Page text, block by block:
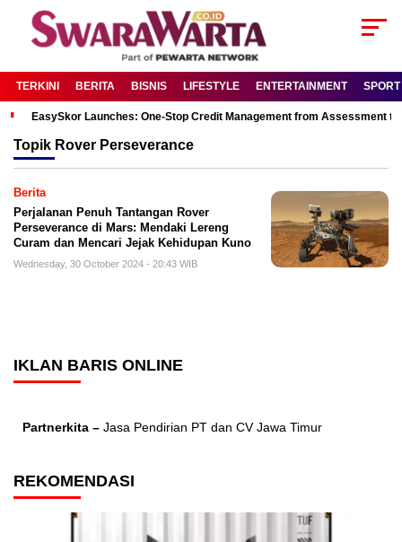
TERKINI BERITA BISNIS LIFESTYLE ENTERTAINMENT SPORT
EasySkor Launches: One-Stop Credit Management from Assessment
Topik Rover Perseverance
Berita
Perjalanan Penuh Tantangan Rover
Perseverance di Mars: Mendaki Lereng
Curam dan Mencari Jejak Kehidupan Kuno
Wednesday, 30 October 2024 - 20:43 WIB
IKLAN BARIS ONLINE
Partnerkita – Jasa Pendirian PT dan CV Jawa Timur
REKOMENDASI